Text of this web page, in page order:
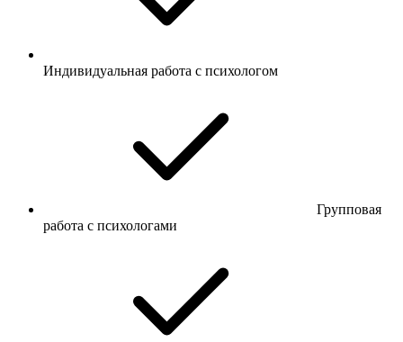
Индивидуальная работа с психологом
Групповая
работа с психологами